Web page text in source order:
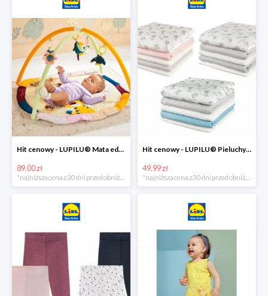
Hit cenowy - LUPILU® Mata edukacyjna dla niemowląt, 1 sztuka
89.00 zł
*najniższa cena z 30 dni przed obniżką
Hit cenowy - LUPILU® Pieluchy tetrowe 80x80 cm, z biobawełny, 5 sztuk
49.99 zł
*najniższa cena z 30 dni przed obniżką